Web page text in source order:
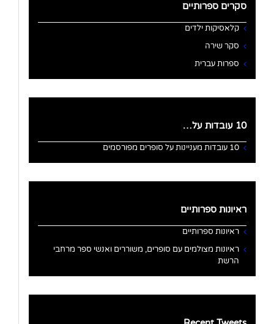
סקרים ספרותיים
קלאסיקות ילדים
סקר שירה
ספרות עברית
10 עובדות על…
10 עובדות מעניינות על סופרים מפורסמים
ראיונות ספרותיים
ראיונות ספרותיים
ראיונות מצולמים עם סופרים, משוררים ואנשי ספר מרחבי
הרשת